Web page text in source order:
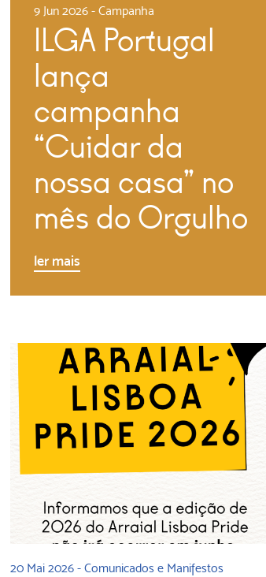
9 Jun 2026 -Campanha
ILGA Portugal
lança
campanha
“Cuidar da
nossa casa” no
mês do Orgulho
ler mais
20 Mai 2026 -Comunicados e Manifestos